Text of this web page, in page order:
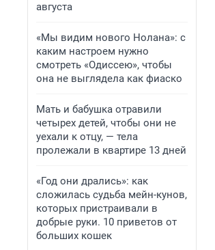
августа
«Мы видим нового Нолана»: с
каким настроем нужно
смотреть «Одиссею», чтобы
она не выглядела как фиаско
Мать и бабушка отравили
четырех детей, чтобы они не
уехали к отцу, — тела
пролежали в квартире 13 дней
«Год они дрались»: как
сложилась судьба мейн-кунов,
которых пристраивали в
добрые руки. 10 приветов от
больших кошек